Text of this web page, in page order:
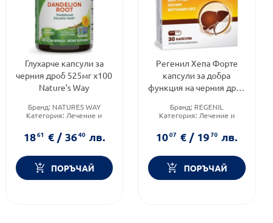
Глухарче капсули за
черния дроб 525мг х100
Nature's Way
Бранд: NATURES WAY
Категория: Лечение и
Форма на продукта:
1861 € / 3640 лв.
ПОРЪЧАЙ
Регенил Хепа Форте
капсули за добра
функция на черния дроб
Бранд: REGENIL
Категория: Лечение и
Продуктова линия:
FORTE
1007 € / 1970 лв.
ПОРЪЧАЙ